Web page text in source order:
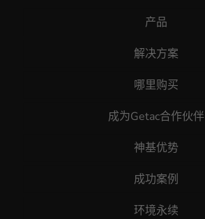
产品
解决方案
哪里购买
成为Getac合作伙伴
神基优势
成功案例
环境永续